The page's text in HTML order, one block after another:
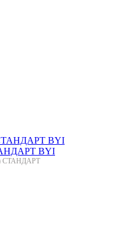
BYI
СТАНДАРТ